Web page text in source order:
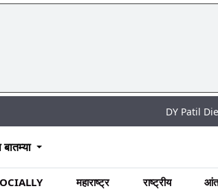
DY Patil Dies: माजी
बातम्या
महाराष्ट्र राष्ट्रीय